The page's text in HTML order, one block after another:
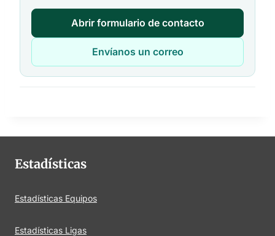
Abrir formulario de contacto
Envíanos un correo
Estadísticas
Estadísticas Equipos
Estadísticas Ligas